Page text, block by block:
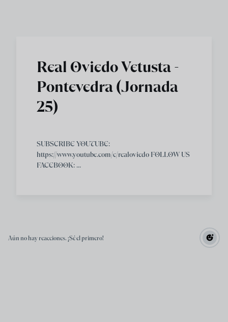
Real Oviedo Vetusta -
Pontevedra (Jornada
25)
SUBSCRIBE YOUTUBE:
https://www.youtube.com/c/realoviedo FOLLOW US
FACEBOOK: ...
Aún no hay reacciones. ¡Sé el primero!